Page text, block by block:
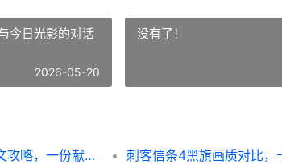
今日光影的对话
2026-05-20
没有了！
塞尔达传说王国之泪神庙解谜图文攻略，一份献给冒险者的心得指南